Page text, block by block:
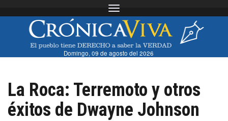
Toggle navigation
Domingo, 09 de agosto del 2026
La Roca: Terremoto y otros
éxitos de Dwayne Johnson